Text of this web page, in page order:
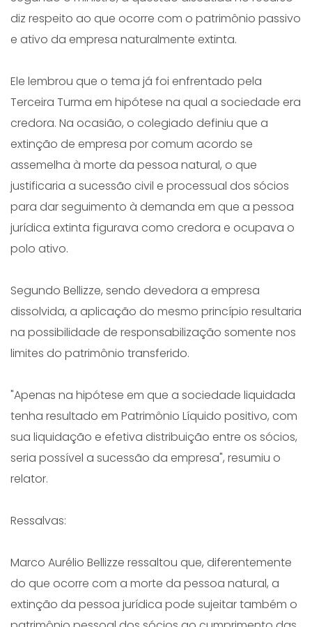
diz respeito ao que ocorre com o patrimônio passivo
e ativo da empresa naturalmente extinta.
Ele lembrou que o tema já foi enfrentado pela
Terceira Turma em hipótese na qual a sociedade era
credora. Na ocasião, o colegiado definiu que a
extinção de empresa por comum acordo se
assemelha à morte da pessoa natural, o que
justificaria a sucessão civil e processual dos sócios
para dar seguimento à demanda em que a pessoa
jurídica extinta figurava como credora e ocupava o
polo ativo.
Segundo Bellizze, sendo devedora a empresa
dissolvida, a aplicação do mesmo princípio resultaria
na possibilidade de responsabilização somente nos
limites do patrimônio transferido.
"Apenas na hipótese em que a sociedade liquidada
tenha resultado em Patrimônio Líquido positivo, com
sua liquidação e efetiva distribuição entre os sócios,
seria possível a sucessão da empresa", resumiu o
relator.
Ressalvas:
Marco Aurélio Bellizze ressaltou que, diferentemente
do que ocorre com a morte da pessoa natural, a
extinção da pessoa jurídica pode sujeitar também o